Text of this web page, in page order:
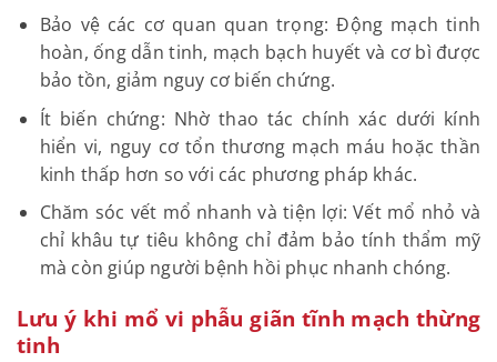
Bảo vệ các cơ quan quan trọng: Động mạch tinh
hoàn, ống dẫn tinh, mạch bạch huyết và cơ bì được
bảo tồn, giảm nguy cơ biến chứng.
Ít biến chứng: Nhờ thao tác chính xác dưới kính
hiển vi, nguy cơ tổn thương mạch máu hoặc thần
kinh thấp hơn so với các phương pháp khác.
Chăm sóc vết mổ nhanh và tiện lợi: Vết mổ nhỏ và
chỉ khâu tự tiêu không chỉ đảm bảo tính thẩm mỹ
mà còn giúp người bệnh hồi phục nhanh chóng.
Lưu ý khi mổ vi phẫu giãn tĩnh mạch thừng
tinh